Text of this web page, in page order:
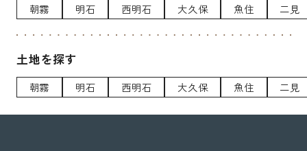
朝霧 明石 西明石 大久保 魚住 二見
土地を探す
朝霧 明石 西明石 大久保 魚住 二見